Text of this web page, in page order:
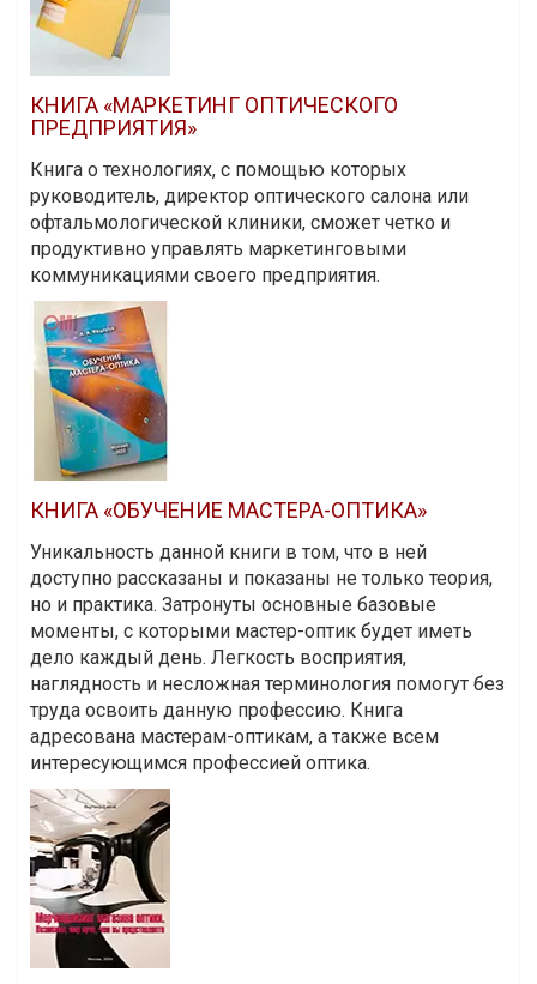
КНИГА «МАРКЕТИНГ ОПТИЧЕСКОГО
ПРЕДПРИЯТИЯ»
Книга о технологиях, с помощью которых
руководитель, директор оптического салона или
офтальмологической клиники, сможет четко и
продуктивно управлять маркетинговыми
коммуникациями своего предприятия.
КНИГА «ОБУЧЕНИЕ МАСТЕРА-ОПТИКА»
Уникальность данной книги в том, что в ней
доступно рассказаны и показаны не только теория,
но и практика. Затронуты основные базовые
моменты, с которыми мастер-оптик будет иметь
дело каждый день. Легкость восприятия,
наглядность и несложная терминология помогут без
труда освоить данную профессию. Книга
адресована мастерам-оптикам, а также всем
интересующимся профессией оптика.